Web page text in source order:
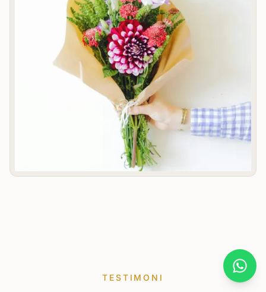
TESTIMONI